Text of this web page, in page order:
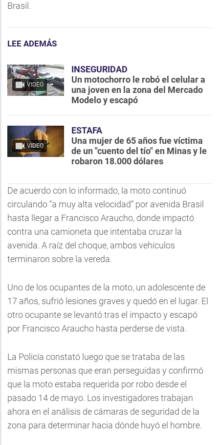
Brasil.
LEE ADEMÁS
VIDEO
INSEGURIDAD
Un motochorro le robó el celular a
una joven en la zona del Mercado
Modelo y escapó
VIDEO
ESTAFA
Una mujer de 65 años fue víctima
de un "cuento del tío" en Minas y le
robaron 18.000 dólares
De acuerdo con lo informado, la moto continuó
circulando “a muy alta velocidad” por avenida Brasil
hasta llegar a Francisco Araucho, donde impactó
contra una camioneta que intentaba cruzar la
avenida. A raíz del choque, ambos vehículos
terminaron sobre la vereda.
Uno de los ocupantes de la moto, un adolescente de
17 años, sufrió lesiones graves y quedó en el lugar. El
otro ocupante se levantó tras el impacto y escapó
por Francisco Araucho hasta perderse de vista.
La Policía constató luego que se trataba de las
mismas personas que eran perseguidas y confirmó
que la moto estaba requerida por robo desde el
pasado 14 de mayo. Los investigadores trabajan
ahora en el análisis de cámaras de seguridad de la
zona para determinar hacia dónde huyó el hombre.